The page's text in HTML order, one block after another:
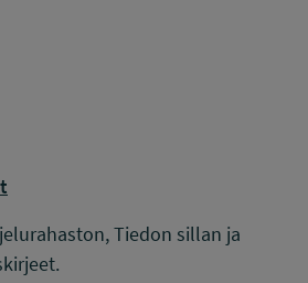
Tiedon sillan ja